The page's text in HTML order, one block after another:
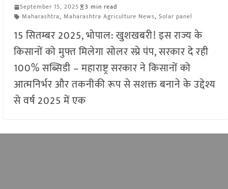
September 15, 2025
3 min read
Maharashtra, Maharashtra Agriculture News, Solar panel
15 सितम्बर 2025, भोपाल: खुशखबरी! इस राज्य के
किसानों को मुफ्त मिलेगा सोलर स्प्रे पंप, सरकार दे रही
100% सब्सिडी – महाराष्ट्र सरकार ने किसानों को
आत्मनिर्भर और तकनीकी रूप से सशक्त बनाने के उद्देश्य
से वर्ष 2025 में एक